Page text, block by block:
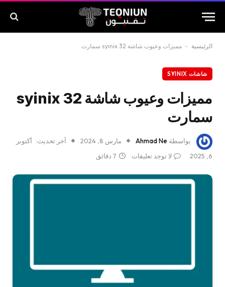
الرئيسية - مميزات وعيوب شاشة syinix 32 سمارت
شاشات SYINIX
مميزات وعيوب شاشة syinix 32
سمارت
بواسطة Ahmad Ne مارس 8, 2024 آخر تحديث:
أكتوبر
6, 2025
لا توجد تعليقات 7 دقائق